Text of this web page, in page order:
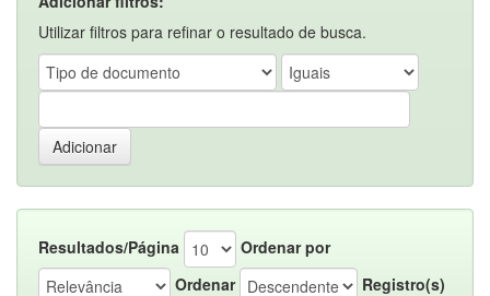
Utilizar filtros para refinar o resultado de busca.
Resultados/Página
Ordenar por
Ordenar
Registro(s)